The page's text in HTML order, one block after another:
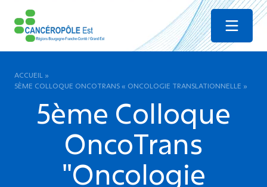
Menu
ACCUEIL »
5ÈME COLLOQUE ONCOTRANS « ONCOLOGIE TRANSLATIONNELLE »
5ème Colloque
OncoTrans
"Oncologie